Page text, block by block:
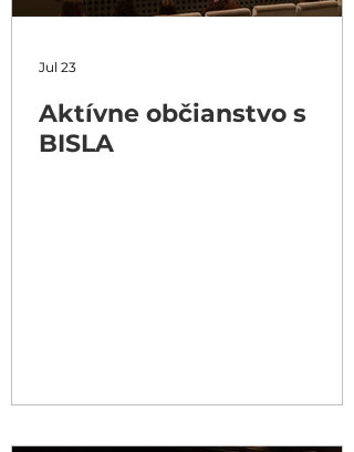
Aktívne občianstvo s
BISLA
Jul 23